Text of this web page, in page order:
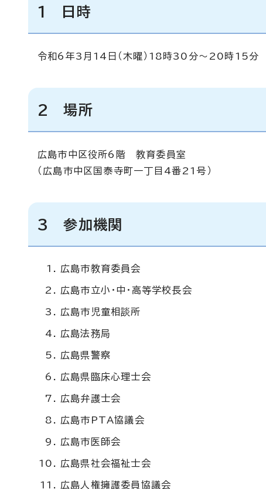
1 日時
令和6年3月14日（木曜）18時30分～20時15分
2 場所
広島市中区役所6階 教育委員室
（広島市中区国泰寺町一丁目4番21号）
3 参加機関
広島市教育委員会
広島市立小・中・高等学校長会
広島市児童相談所
広島法務局
広島県警察
広島県臨床心理士会
広島弁護士会
広島市PTA協議会
広島市医師会
広島県社会福祉士会
広島人権擁護委員協議会